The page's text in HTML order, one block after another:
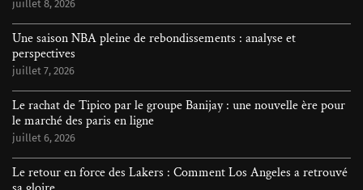
juillet 8, 2026
Une saison NBA pleine de rebondissements : analyse et
perspectives
juillet 7, 2026
Le rachat de Tipico par le groupe Banijay : une nouvelle ère pour
le marché des paris en ligne
juillet 6, 2026
Le retour en force des Lakers : Comment Los Angeles a retrouvé